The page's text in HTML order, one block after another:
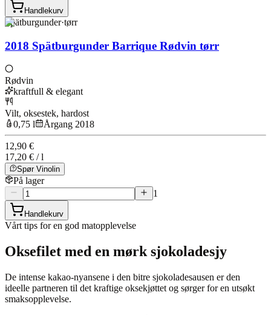
Handlekurv
Spätburgunder·tørr
2018 Spätburgunder Barrique Rødvin tørr
Rødvin
kraftfull & elegant
Vilt, oksestek, hardost
0,75 l
Årgang 2018
12,90 €
17,20 € / l
Spør Vinolin
På lager
1
Handlekurv
Vårt tips for en god matopplevelse
Oksefilet med en mørk sjokoladesjy
De intense kakao-nyansene i den bitre sjokoladesausen er den
ideelle partneren til det kraftige oksekjøttet og sørger for en utsøkt
smaksopplevelse.